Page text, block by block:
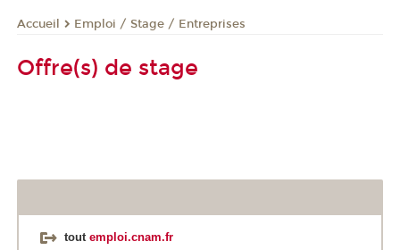
Accueil Emploi / Stage / Entreprises
Offre(s) de stage
tout emploi.cnam.fr